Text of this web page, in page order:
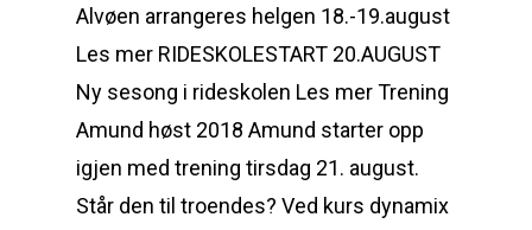
Alvøen arrangeres helgen 18.-19.august
Les mer RIDESKOLESTART 20.AUGUST
Ny sesong i rideskolen Les mer Trening
Amund høst 2018 Amund starter opp
igjen med trening tirsdag 21. august.
Står den til troendes? Ved kurs dynamix